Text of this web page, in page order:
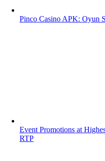
Pinco Casino APK: Oyun
Event Promotions at
RTP